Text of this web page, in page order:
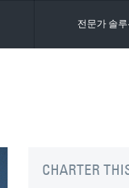
전문가 솔루
CHARTER